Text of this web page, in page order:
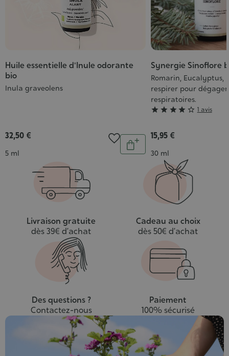
Huile essentielle d'Inule odorante
bio
Inula graveolens
32,50 €
Contenance
5 ml
Quantité
Ajouter
panier
Synergie Sinoflore
Romarin, Eucalyptus,
respirer pour dégager
respiratoires.
Grade
4/5
     1 avis
15,95 €
Contenance
30 ml
Livraison gratuite
dès 39€ d’achat
Cadeau au choix
dès 50€ d’achat
Des questions ?
Contactez-nous
Paiement
100% sécurisé